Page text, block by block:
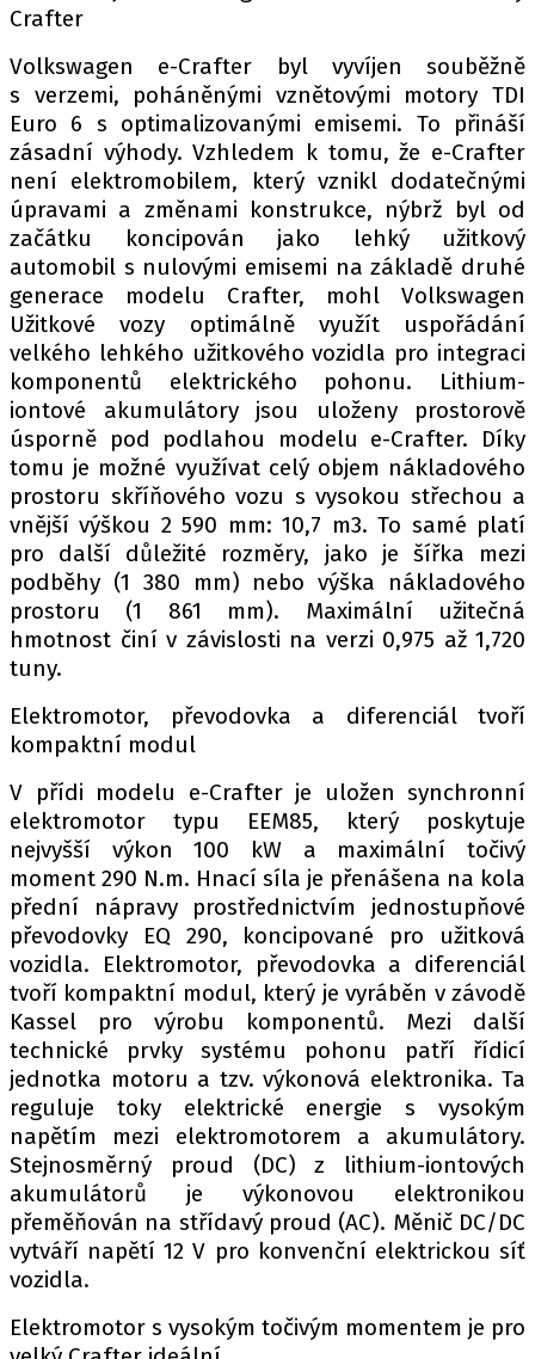
Crafter
Volkswagen e-Crafter byl vyvíjen souběžně
s verzemi, poháněnými vznětovými motory TDI
Euro 6 s optimalizovanými emisemi. To přináší
zásadní výhody. Vzhledem k tomu, že e-Crafter
není elektromobilem, který vznikl dodatečnými
úpravami a změnami konstrukce, nýbrž byl od
začátku koncipován jako lehký užitkový
automobil s nulovými emisemi na základě druhé
generace modelu Crafter, mohl Volkswagen
Užitkové vozy optimálně využít uspořádání
velkého lehkého užitkového vozidla pro integraci
komponentů elektrického pohonu. Lithium-
iontové akumulátory jsou uloženy prostorově
úsporně pod podlahou modelu e-Crafter. Díky
tomu je možné využívat celý objem nákladového
prostoru skříňového vozu s vysokou střechou a
vnější výškou 2 590 mm: 10,7 m3. To samé platí
pro další důležité rozměry, jako je šířka mezi
podběhy (1 380 mm) nebo výška nákladového
prostoru (1 861 mm). Maximální užitečná
hmotnost činí v závislosti na verzi 0,975 až 1,720
tuny.
Elektromotor, převodovka a diferenciál tvoří
kompaktní modul
V přídi modelu e-Crafter je uložen synchronní
elektromotor typu EEM85, který poskytuje
nejvyšší výkon 100 kW a maximální točivý
moment 290 N.m. Hnací síla je přenášena na kola
přední nápravy prostřednictvím jednostupňové
převodovky EQ 290, koncipované pro užitková
vozidla. Elektromotor, převodovka a diferenciál
tvoří kompaktní modul, který je vyráběn v závodě
Kassel pro výrobu komponentů. Mezi další
technické prvky systému pohonu patří řídicí
jednotka motoru a tzv. výkonová elektronika. Ta
reguluje toky elektrické energie s vysokým
napětím mezi elektromotorem a akumulátory.
Stejnosměrný proud (DC) z lithium-iontových
akumulátorů je výkonovou elektronikou
přeměňován na střídavý proud (AC). Měnič DC/DC
vytváří napětí 12 V pro konvenční elektrickou síť
vozidla.
Elektromotor s vysokým točivým momentem je pro